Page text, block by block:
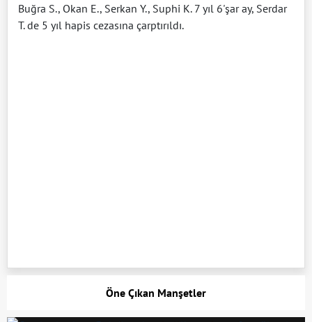
Buğra S., Okan E., Serkan Y., Suphi K. 7 yıl 6'şar ay, Serdar
T. de 5 yıl hapis cezasına çarptırıldı.
Öne Çıkan Manşetler